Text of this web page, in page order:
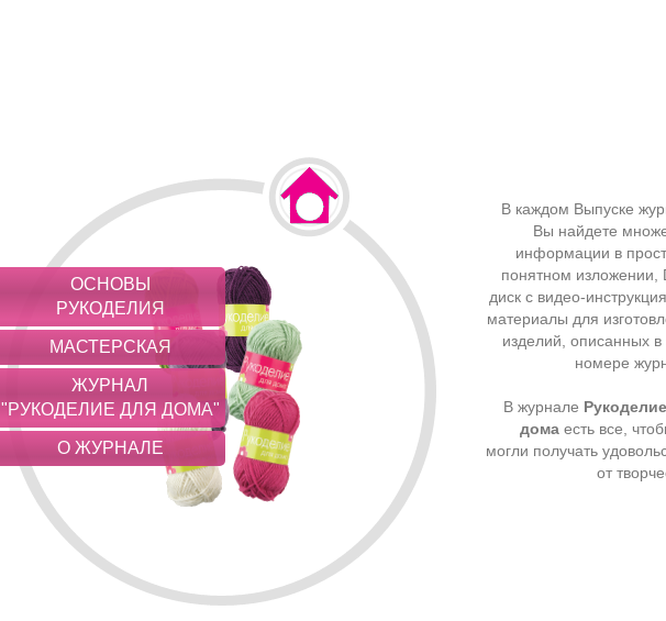
ОСНОВЫ
РУКОДЕЛИЯ
МАСТЕРСКАЯ
ЖУРНАЛ
"РУКОДЕЛИЕ ДЛЯ ДОМА"
О ЖУРНАЛЕ
В каждом Выпуске
Вы найдете
информации в
понятном изложении,
диск с видео-
материалы для
изделий, описанных в
номере
В журнале
дома есть все,
могли получать
от